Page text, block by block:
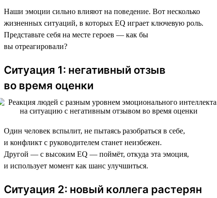
Наши эмоции сильно влияют на поведение. Вот несколько
жизненных ситуаций, в которых EQ играет ключевую роль.
Представьте себя на месте героев — как бы
вы отреагировали?
Ситуация 1: негативный отзыв
во время оценки
Один человек вспылит, не пытаясь разобраться в себе,
и конфликт с руководителем станет неизбежен.
Другой — с высоким EQ — поймёт, откуда эта эмоция,
и использует момент как шанс улучшиться.
Ситуация 2: новый коллега растерян